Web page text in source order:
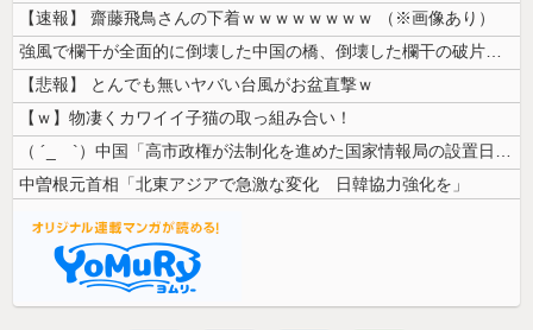
【速報】 齋藤飛鳥さんの下着ｗｗｗｗｗｗｗｗ （※画像あり）
強風で欄干が全面的に倒壊した中国の橋、倒壊した欄干の破片を調べると凄ま...
【悲報】 とんでも無いヤバい台風がお盆直撃ｗ
【ｗ】物凄くカワイイ子猫の取っ組み合い！
（ ´_ゝ`）中国「高市政権が法制化を進めた国家情報局の設置日が7月3...
中曽根元首相「北東アジアで急激な変化 日韓協力強化を」